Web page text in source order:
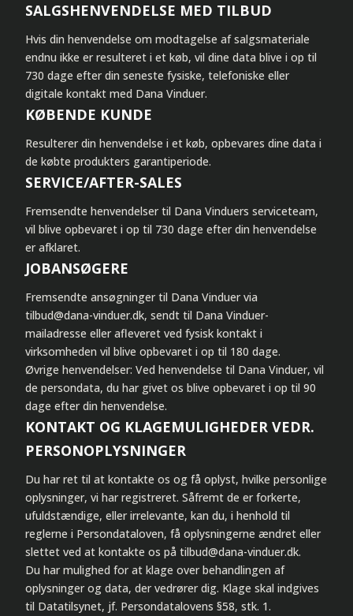
SALGSHENVENDELSE MED TILBUD
Hvis din henvendelse om modtagelse af salgsmateriale
endnu ikke er resulteret i et køb, vil dine data blive i op til
730 dage efter din seneste fysiske, telefoniske eller
digitale kontakt med Dana Vinduer.
KØBENDE KUNDE
Resulterer din henvendelse i et køb, opbevares dine data i
de købte produkters garantiperiode.
SERVICE/AFTER-SALES
Fremsendte henvendelser til Dana Vinduers serviceteam,
vil blive opbevaret i op til 730 dage efter din henvendelse
er afklaret.
JOBANSØGERE
Fremsendte ansøgninger til Dana Vinduer via
tilbud@dana-vinduer.dk, sendt til Dana Vinduer-
mailadresse eller afleveret ved fysisk kontakt i
virksomheden vil blive opbevaret i op til 180 dage.
Øvrige henvendelser: Ved henvendelse til Dana Vinduer, vil
de persondata, du har givet os blive opbevaret i op til 90
dage efter din henvendelse.
KONTAKT OG KLAGEMULIGHEDER VEDR.
PERSONOPLYSNINGER
Du har ret til at kontakte os og få oplyst, hvilke personlige
oplysninger, vi har registreret. Såfremt de er forkerte,
ufuldstændige, eller irrelevante, kan du, i henhold til
reglerne i Persondataloven, få oplysningerne ændret eller
slettet ved at kontakte os på tilbud@dana-vinduer.dk.
Du har mulighed for at klage over behandlingen af
oplysninger og data, der vedrører dig. Klage skal indgives
til Datatilsynet, jf. Persondatalovens §58, stk. 1.